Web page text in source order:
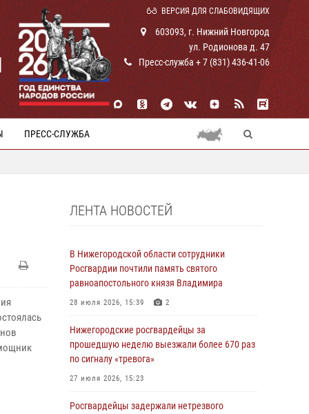
ВЕРСИЯ ДЛЯ СЛАБОВИДЯЩИХ
603093, г. Нижний Новгород
ул. Родионова д. 47
Пресс-служба + 7 (831) 436-41-06
ПРЕСС-СЛУЖБА
ЛЕНТА НОВОСТЕЙ
В Нижегородской области сотрудники
Росгвардии почтили память святого
равноапостольного князя Владимира
28 июля 2026, 15:39 2
Нижегородские росгвардейцы за
прошедшую неделю выезжали более 670 раз
по сигналу «тревога»
27 июля 2026, 15:23
Росгвардейцы задержали нетрезвого